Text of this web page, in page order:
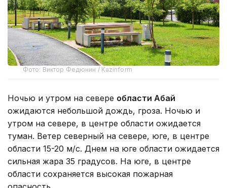
Фото: Виктор Федюнин / Kazinform
Ночью и утром на севере области Абай
ожидаются небольшой дождь, гроза. Ночью и
утром на севере, в центре области ожидается
туман. Ветер северный на севере, юге, в центре
области 15-20 м/с. Днем на юге области ожидается
сильная жара 35 градусов. На юге, в центре
области сохраняется высокая пожарная